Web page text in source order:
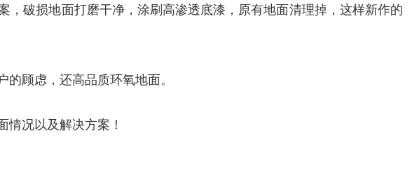
破损地面打磨干净，涂刷高渗透底漆，原有地面清理掉，这样新作的
顾虑，还高品质环氧地面。
况以及解决方案！